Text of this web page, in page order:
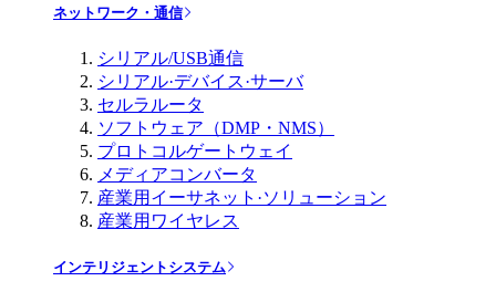
ネットワーク・通信
シリアル/USB通信
シリアル·デバイス·サーバ
セルラルータ
ソフトウェア（DMP・NMS）
プロトコルゲートウェイ
メディアコンバータ
産業用イーサネット·ソリューション
産業用ワイヤレス
インテリジェントシステム